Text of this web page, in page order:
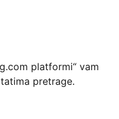
platformi“ vam
pretrage.